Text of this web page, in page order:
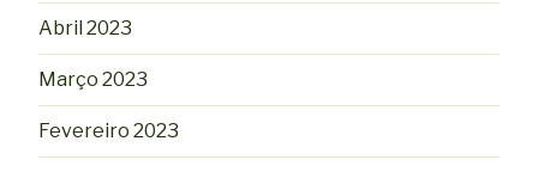
Abril 2023
Março 2023
Fevereiro 2023